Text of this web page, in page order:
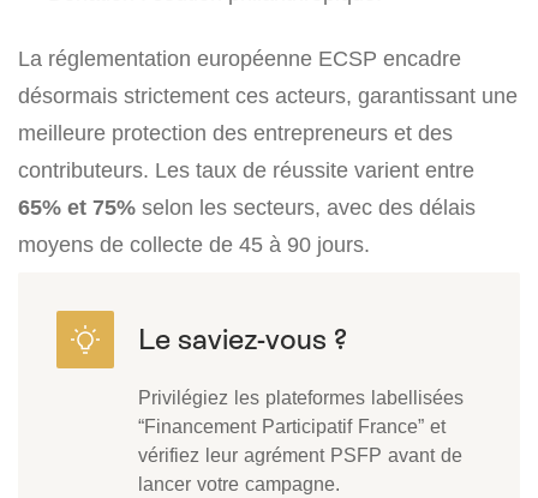
La réglementation européenne ECSP encadre
désormais strictement ces acteurs, garantissant une
meilleure protection des entrepreneurs et des
contributeurs. Les taux de réussite varient entre
65% et 75% selon les secteurs, avec des délais
moyens de collecte de 45 à 90 jours.
Privilégiez les plateformes labellisées
“Financement Participatif France” et
vérifiez leur agrément PSFP avant de
lancer votre campagne.